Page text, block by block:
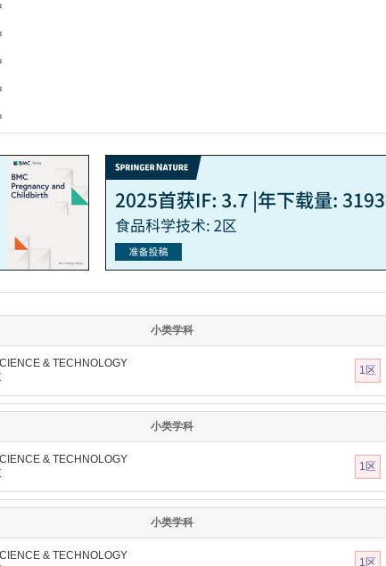
小类学科
& TECHNOLOGY
1区
小类学科
& TECHNOLOGY
1区
小类学科
& TECHNOLOGY
1区